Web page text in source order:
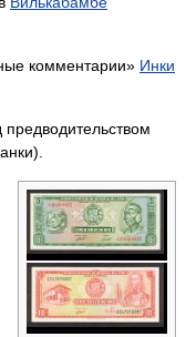
комментарии» Инки